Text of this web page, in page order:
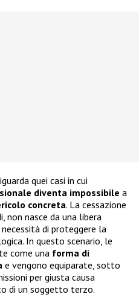
quei casi in cui
diventa impossibile a
concreta. La cessazione
nasce da una libera
di proteggere la
In questo scenario, le
come una forma di
e vengono equiparate, sotto
per giusta causa
di un soggetto terzo.